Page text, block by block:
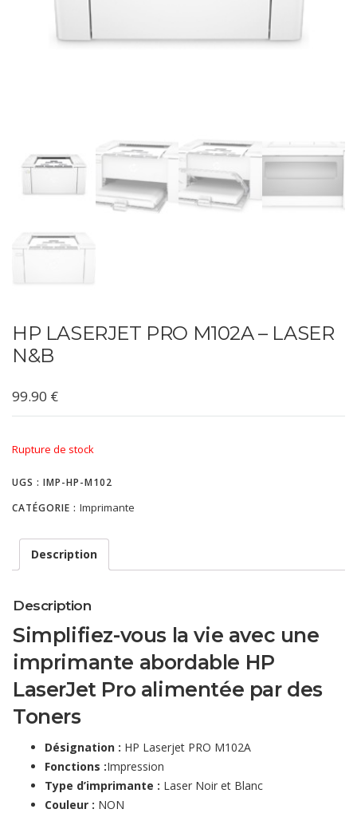
HP LASERJET PRO M102A – LASER
N&B
99.90 €
Rupture de stock
UGS : IMP-HP-M102
CATÉGORIE : Imprimante
Description
Description
Simplifiez-vous la vie avec une
imprimante abordable HP
LaserJet Pro alimentée par des
Toners
Désignation : HP Laserjet PRO M102A
Fonctions :Impression
Type d’imprimante : Laser Noir et Blanc
Couleur : NON